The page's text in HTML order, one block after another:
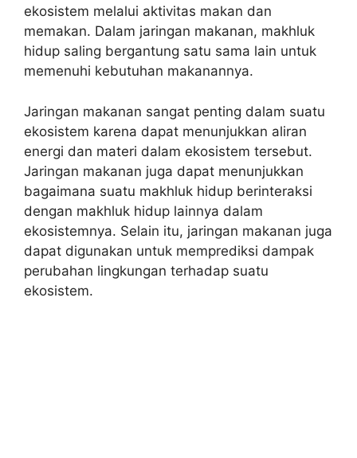
ekosistem melalui aktivitas makan dan
memakan. Dalam jaringan makanan, makhluk
hidup saling bergantung satu sama lain untuk
memenuhi kebutuhan makanannya.
Jaringan makanan sangat penting dalam suatu
ekosistem karena dapat menunjukkan aliran
energi dan materi dalam ekosistem tersebut.
Jaringan makanan juga dapat menunjukkan
bagaimana suatu makhluk hidup berinteraksi
dengan makhluk hidup lainnya dalam
ekosistemnya. Selain itu, jaringan makanan juga
dapat digunakan untuk memprediksi dampak
perubahan lingkungan terhadap suatu
ekosistem.